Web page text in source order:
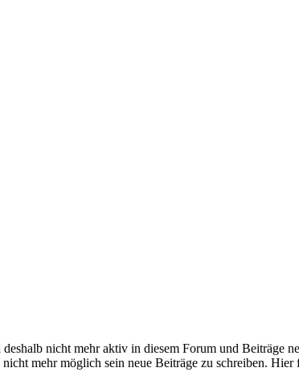
nicht mehr aktiv in diesem Forum und Beiträge
mehr möglich sein neue Beiträge zu schreiben.